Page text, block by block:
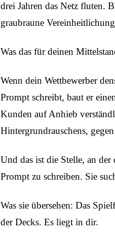
drei Jahren das Netz fluten.
graubraune
Was das für deinen
Wenn dein Wettbewerber
Prompt schreibt, baut er
Kunden auf Anhieb
Hintergrundrauschens,
Und das ist die Stelle, an
Prompt zu schreiben. Sie
Was sie übersehen: Das
der Decks. Es liegt in dir.